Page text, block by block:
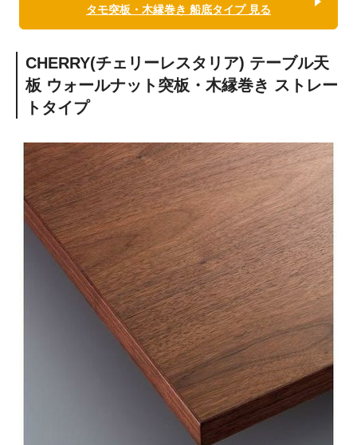
タモ突板・木縁巻き 船底タイプ 見る
CHERRY(チェリーレスタリア) テーブル天
板 ウォールナット突板・木縁巻き ストレー
トタイプ